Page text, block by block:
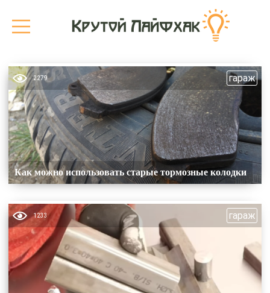
2279 гараж
Как можно использовать старые тормозные колодки
1233 гараж